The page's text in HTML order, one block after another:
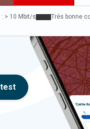
> 10 Mbit/s Très bonne